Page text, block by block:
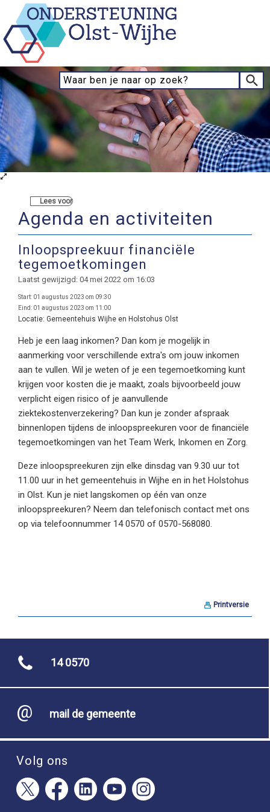
Lees voor
Agenda en activiteiten
Inloopspreekuur financiële
tegemoetkomingen
Laatst gewijzigd: 04 mei 2022 om 16:03
Start: 01 augustus 2023 om 09:30
Eind: 01 augustus 2023 om 11:00
Locatie: Gemeentehuis Wijhe en Holstohus Olst
Heb je een laag inkomen? Dan kom je mogelijk in
aanmerking voor verschillende extra's om jouw inkomen
aan te vullen. Wil je weten of je een tegemoetkoming kunt
krijgen voor kosten die je maakt, zoals bijvoorbeeld jouw
verplicht eigen risico of je aanvullende
ziektekostenverzekering? Dan kun je zonder afspraak
binnenlopen tijdens de inloopspreekuren voor de financiële
tegemoetkomingen van het Team Werk, Inkomen en Zorg.
Deze inloopspreekuren zijn elke dinsdag van 9.30 uur tot
11.00 uur in het gemeentehuis in Wijhe en in het Holstohus
in Olst. Kun je niet langskomen op één van onze
inloopspreekuren? Neem dan telefonisch contact met ons
op via telefoonnummer 14 0570 of 0570-568080.
Printversie
14 0570
mail de gemeente
Volg ons